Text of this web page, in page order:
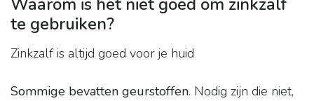
te gebruiken?
Zinkzalf is altijd goed voor je huid
Sommige bevatten geurstoffen. Nodig zijn die niet,